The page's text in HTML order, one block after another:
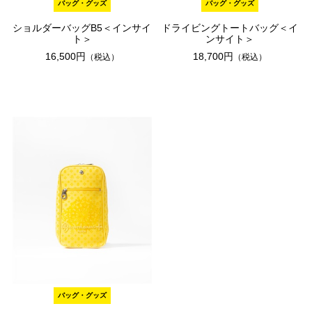
バッグ・グッズ
ショルダーバッグB5＜インサイ
ト＞
16,500円
（税込）
バッグ・グッズ
ドライビングトートバッグ＜イ
ンサイト＞
18,700円
（税込）
バッグ・グッズ